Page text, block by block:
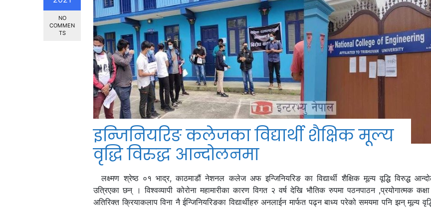
NO
COMMEN
TS
इन्जिनियरिङ कलेजका विद्यार्थी शैक्षिक मूल्य
वृद्धि विरुद्ध आन्दोलनमा
लक्ष्मण श्रेष्ठ ०१ भाद्र, काठमाडौं नेशनल कलेज अफ इन्जिनियरिङ का विद्यार्थी शैक्षिक मूल्य वूद्धि विरुद्ध
उत्रिएका छन् । विश्वव्यापी कोरोना महामारीका कारण विगत २ वर्ष देखि भौतिक रुपमा पठनपाठन ,प्रयोगात्मक
अतिरिक्त क्रियाकलाप विना नै ईन्जिनियरिङका विद्यार्थीहरु अनलाईन मार्फत पढ्न बाध्य परेको समयमा पनि झन् मूल्य